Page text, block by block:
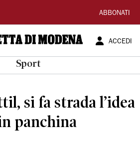
ABBONATI
ACCEDI
Sport
si fa strada l’idea
panchina